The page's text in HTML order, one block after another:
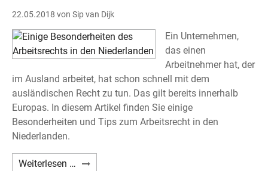
22.05.2018 von Sip van Dijk
Ein Unternehmen,
das einen
Arbeitnehmer hat, der
im Ausland arbeitet, hat schon schnell mit dem
ausländischen Recht zu tun. Das gilt bereits innerhalb
Europas. In diesem Artikel finden Sie einige
Besonderheiten und Tips zum Arbeitsrecht in den
Niederlanden.
Weiterlesen … Einige